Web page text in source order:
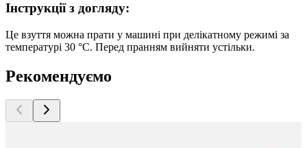
Інструкції з догляду:
Це взуття можна прати у машині при делікатному режимі за
температурі 30 °C. Перед пранням вийняти устільки.
Рекомендуємо